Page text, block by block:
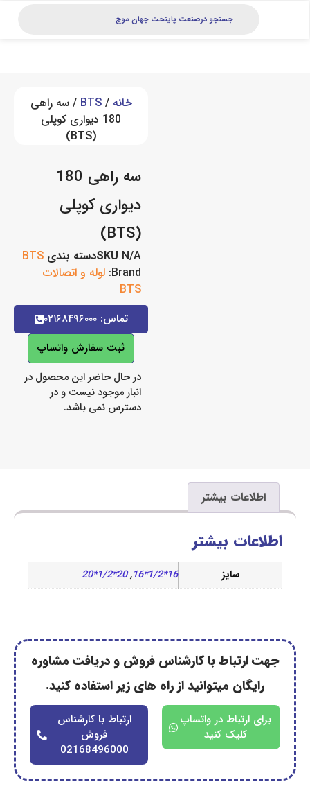
/ سه راهی
180 دیواری کوپلی
سه راهی 180
دیواری کوپلی
دسته بندی BTS
لوله و اتصالات
ثبت سفارش واتساپ
در حال حاضر این محصول در
انبار موجود نیست و در
دسترس نمی باشد.
بیشتر
بیشتر
16*1/2*16
20*1/2*20
با کارشناس فروش و دریافت مشاوره
میتوانید از راه های زیر استفاده کنید.
ارتباط با کارشناس
02168496000
در واتساپ
کلیک کنید